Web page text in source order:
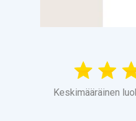
Keskimääräinen